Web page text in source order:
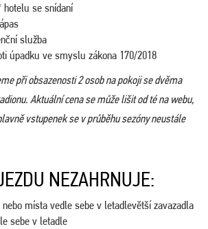
hotelu se snídaní
služba
úpadku ve smyslu zákona 170/2018
při obsazenosti 2 osob na pokoji se dvěma
Aktuální cena se může lišit od té na webu,
vstupenek se v průběhu sezóny neustále
NEZAHRNUJE:
místa vedle sebe v letadlevětší zavazadla
sebe v letadle